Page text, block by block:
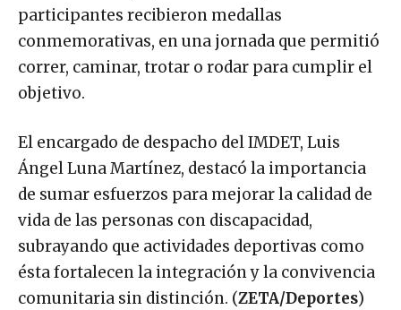
participantes recibieron medallas
conmemorativas, en una jornada que permitió
correr, caminar, trotar o rodar para cumplir el
objetivo.
El encargado de despacho del IMDET, Luis
Ángel Luna Martínez, destacó la importancia
de sumar esfuerzos para mejorar la calidad de
vida de las personas con discapacidad,
subrayando que actividades deportivas como
ésta fortalecen la integración y la convivencia
comunitaria sin distinción. (ZETA/Deportes)